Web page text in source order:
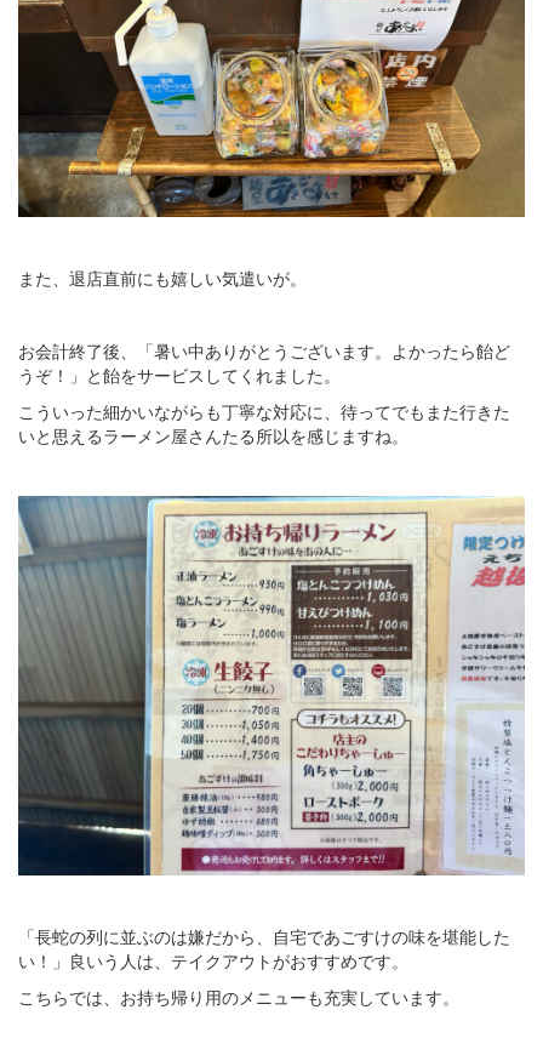
また、退店直前にも嬉しい気遣いが。
お会計終了後、「暑い中ありがとうございます。よかったら飴ど
うぞ！」と飴をサービスしてくれました。
こういった細かいながらも丁寧な対応に、待ってでもまた行きた
いと思えるラーメン屋さんたる所以を感じますね。
「長蛇の列に並ぶのは嫌だから、自宅であごすけの味を堪能した
い！」良いう人は、テイクアウトがおすすめです。
こちらでは、お持ち帰り用のメニューも充実しています。